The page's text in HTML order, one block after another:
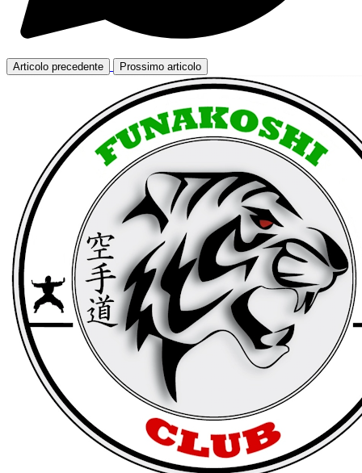
Articolo precedente Prossimo articolo